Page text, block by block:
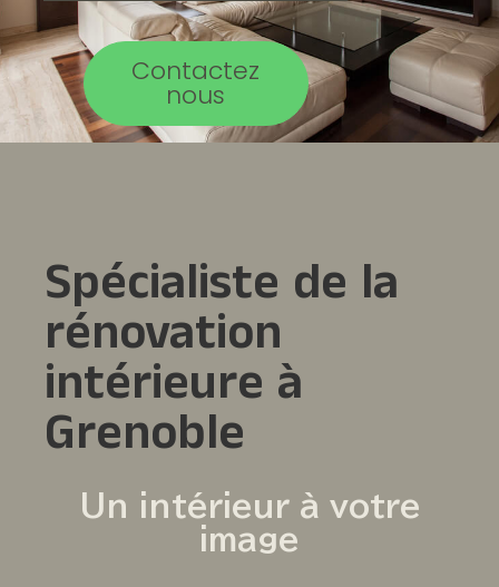
Contactez
nous
Spécialiste de la
rénovation
intérieure à
Grenoble
Un intérieur à votre
image